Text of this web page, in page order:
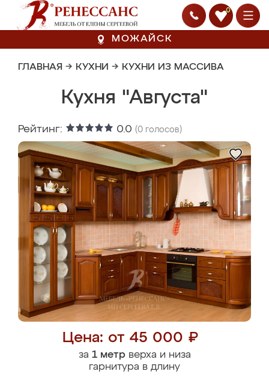
0
МОЖАЙСК
ГЛАВНАЯ → КУХНИ → КУХНИ ИЗ МАССИВА
Кухня "Августа"
Рейтинг: 0.0 (0 голосов)
Цена: от 45 000 ₽
за 1 метрверха и низа
гарнитура в длину